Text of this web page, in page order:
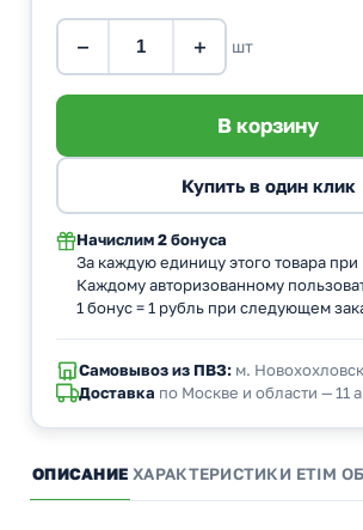
− + шт
Начислим 2 бонуса
За каждую единицу этого товара при
Каждому авторизованному
1 бонус = 1 рубль при следующем
Самовывоз из ПВЗ:м.
Доставка по Москве и области — 11
ОПИСАНИЕ ХАРАКТЕРИСТИКИ ETIM